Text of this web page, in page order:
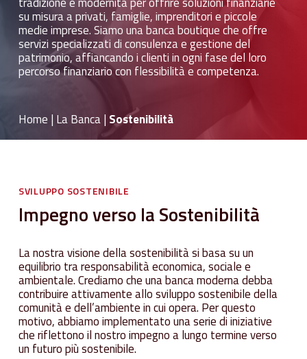
su misura a privati, famiglie, imprenditori e piccole
medie imprese. Siamo una banca boutique che offre
servizi specializzati di consulenza e gestione del
patrimonio, affiancando i clienti in ogni fase del loro
percorso finanziario con flessibilità e competenza.
Home | La Banca| Sostenibilità
SVILUPPO SOSTENIBILE
Impegnoverso laSostenibilità
La nostra visione della sostenibilità si basa su un
equilibrio tra responsabilità economica, sociale e
ambientale. Crediamo che una banca moderna debba
contribuire attivamente allo sviluppo sostenibile della
comunità e dell’ambiente in cui opera. Per questo
motivo, abbiamo implementato una serie di iniziative
che riflettono il nostro impegno a lungo termine verso
un futuro più sostenibile.